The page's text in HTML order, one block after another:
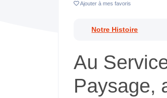
Ajouter à mes favoris
Notre Histoire
Au
Paysage,